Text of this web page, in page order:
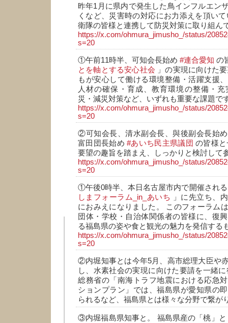
昨年1月に県内で発生した鳥インフルエン
くなど、災害時の対応にお力添えを頂い
衛隊の皆様と連携して防災対策に取り組ん
https://x.com/ohmura_jimusho_/status/
s=20
①午前11時半、可知会長始め #連合愛知 の
とを軸とする安心社会 」の実現に向けた
もが安心して働ける環境整備・活躍支援
人材の確保・育成、教育環境の整備・
災・減災対策など、いずれも重要な課題で
https://x.com/ohmura_jimusho_/status/
s=20
②可知会長、清水副会長、與後副会長始
富田団長始め#あいち民主県議団 の皆様
要望の趣旨を踏まえ、しっかりと検討して
https://x.com/ohmura_jimusho_/status/
s=20
①午後0時半、本日名古屋市内で開催され
しまフォーラム_in_あいち
」に先立ち、
におみえになりました。 このフォーラム
団体・学校・自治体関係者の皆様に、復
る福島県の姿や食と観光の魅力を発信する
https://x.com/ohmura_jimusho_/status/
s=20
②内堀知事とは今年5月、高市総理大臣や
し、水素社会の実現に向けた要請を一緒
総務省の「南海トラフ地震における応急
ションプラン」では、福島県が愛知県の
られるなど、福島県とは様々な分野で繋が
③内堀福島県知事と。 福島県産の「桃」